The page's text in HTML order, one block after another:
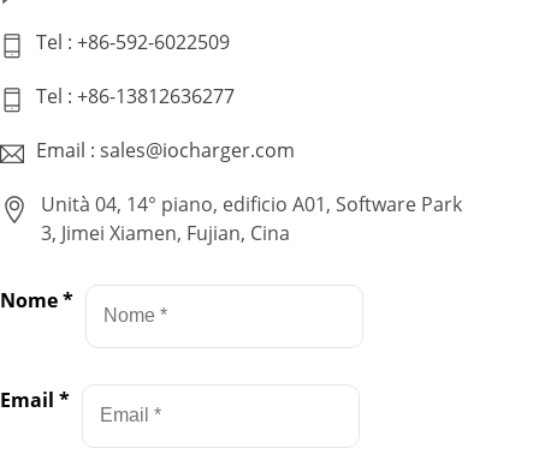
Tel : +86-592-6022509
Tel : +86-13812636277
Email : sales@iocharger.com
Unità 04, 14° piano, edificio A01, Software Park
3, Jimei Xiamen, Fujian, Cina
Nome*
Email *